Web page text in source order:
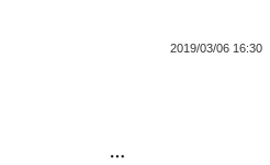
2019/03/06 16:30